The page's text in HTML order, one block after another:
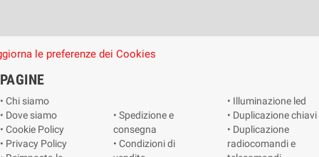
le preferenze dei Cookies
PAGINE
• Chi siamo
• Dove siamo
• Cookie Policy
• Privacy Policy
• Spedizione e
consegna
• Condizioni di
• Illuminazione led
• Duplicazione chiavi
• Duplicazione
radiocomandi e